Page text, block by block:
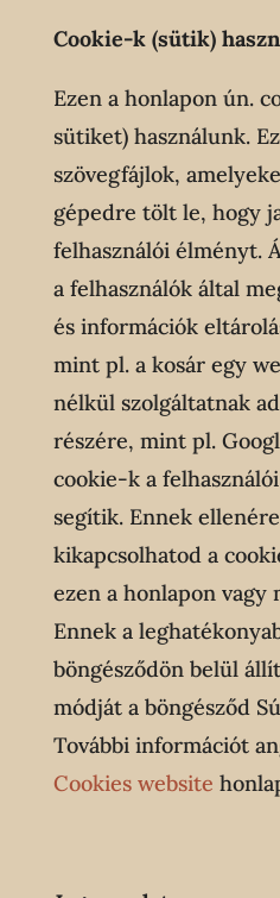
Cookie-k (sütik)
Ezen a honlapon ún.
sütiket) használunk.
szövegfájlok,
gépedre tölt le, hogy
felhasználói élményt.
a felhasználók által
és információk
mint pl. a kosár egy
nélkül szolgáltatnak
részére, mint pl.
cookie-k a
segítik. Ennek
kikapcsolhatod a
ezen a honlapon vagy
Ennek a
böngésződön belül
módját a böngésződ
További információt
Cookies website